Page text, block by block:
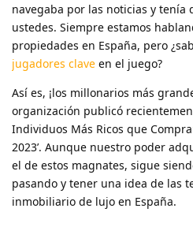
navegaba por las noticias y tenía
ustedes. Siempre estamos
propiedades en España, pero
jugadores clave en el juego?
Así es, ¡los millonarios más
organización publicó
Individuos Más Ricos que
2023’. Aunque nuestro poder
el de estos magnates, sigue
pasando y tener una idea de las
inmobiliario de lujo en España.